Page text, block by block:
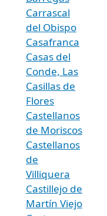
Carrascal
del Obispo
Casafranca
Casas del
Conde, Las
Casillas de
Flores
Castellanos
de Moriscos
Castellanos
de
Villiquera
Castillejo de
Martín Viejo